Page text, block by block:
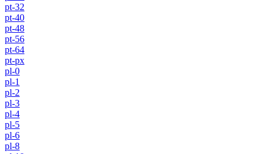
pt-32
pt-40
pt-48
pt-56
pt-64
pt-px
pl-0
pl-1
pl-2
pl-3
pl-4
pl-5
pl-6
pl-8